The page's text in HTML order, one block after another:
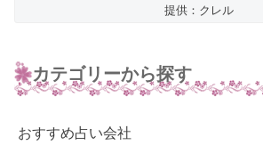
提供：クレル
カテゴリーから探す
おすすめ占い会社